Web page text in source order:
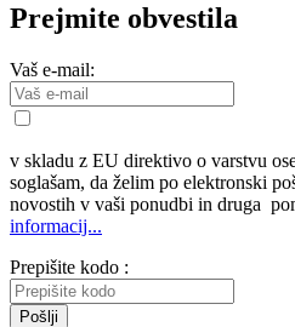
Prejmite obvestila
Vaš e-mail:
v skladu z EU direktivo o varstvu
soglašam, da želim po elektronski
novostih v vaši ponudbi in druga
informacij...
Prepišite kodo :
Pošlji